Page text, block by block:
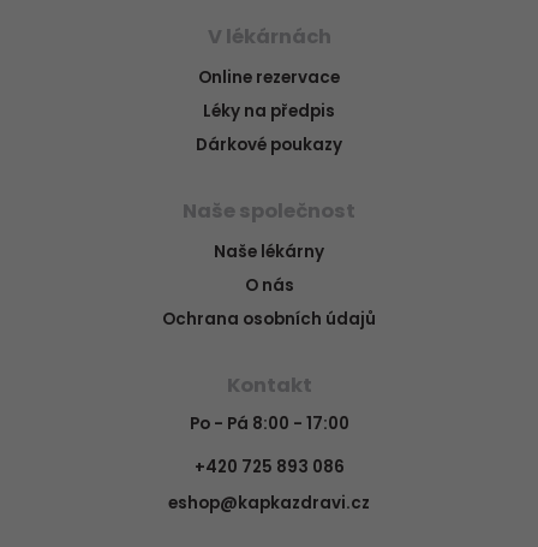
V lékárnách
Online rezervace
Léky na předpis
Dárkové poukazy
Naše společnost
Naše lékárny
O nás
Ochrana osobních údajů
Kontakt
Po - Pá 8:00 - 17:00
+420 725 893 086
eshop@kapkazdravi.cz